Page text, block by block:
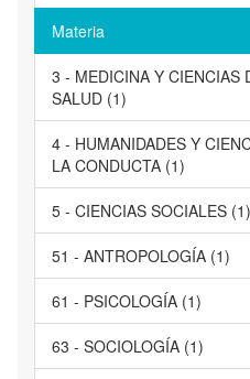
Materia
3 - MEDICINA Y CIENCIAS
SALUD (1)
4 - HUMANIDADES Y
LA CONDUCTA (1)
5 - CIENCIAS SOCIALES (1)
51 - ANTROPOLOGÍA (1)
61 - PSICOLOGÍA (1)
63 - SOCIOLOGÍA (1)